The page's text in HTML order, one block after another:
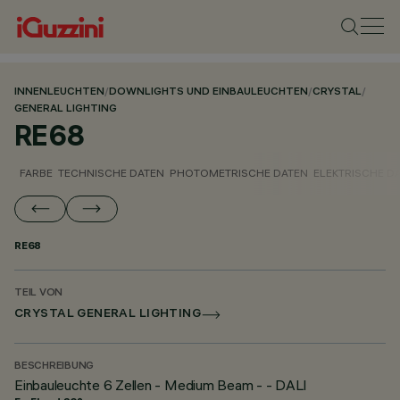
INNENLEUCHTEN/DOWNLIGHTS UND EINBAULEUCHTEN/CRYSTAL/
GENERAL LIGHTING
RE68
FARBE TECHNISCHE DATEN PHOTOMETRISCHE DATEN ELEKTRISCHE
RE68
TEIL VON
CRYSTAL GENERAL LIGHTING
BESCHREIBUNG
Einbauleuchte 6 Zellen - Medium Beam - - DALI